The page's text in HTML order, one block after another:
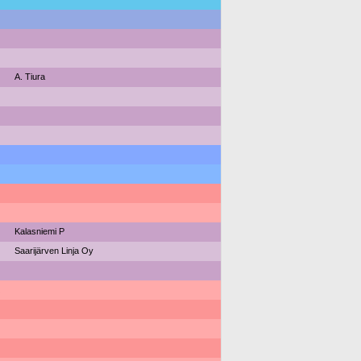
A. Tiura
Kalasniemi P
Saarijärven Linja Oy